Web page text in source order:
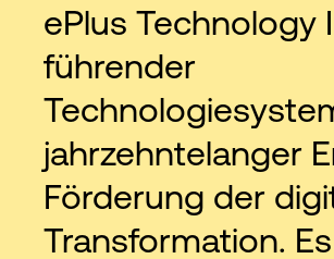
ePlus Technology
führender
jahrzehntelanger
Förderung der
Transformation.